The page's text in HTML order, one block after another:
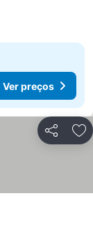
Ver preços
Partilhar